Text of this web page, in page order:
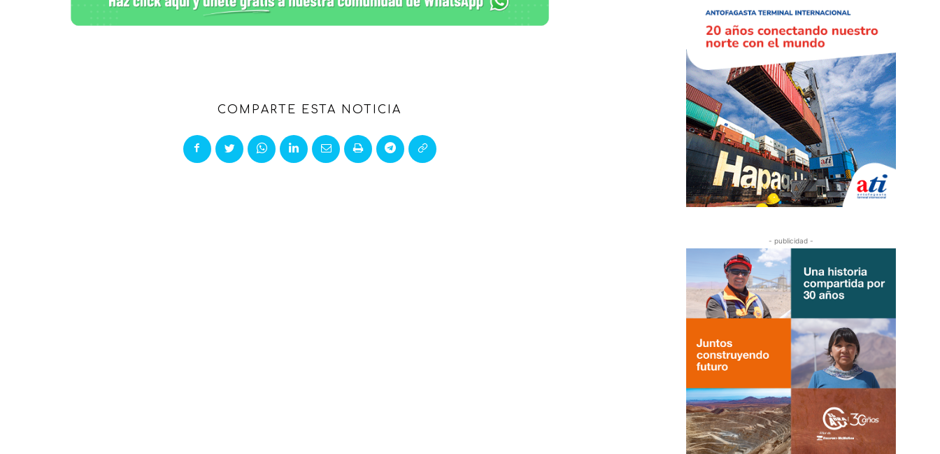
COMPARTE ESTA NOTICIA
- publicidad -